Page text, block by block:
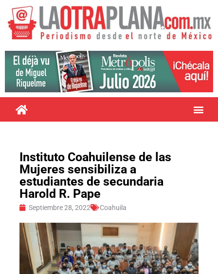
Instituto Coahuilense de las
Mujeres sensibiliza a
estudiantes de secundaria
Harold R. Pape
Septiembre 28, 2022 Coahuila